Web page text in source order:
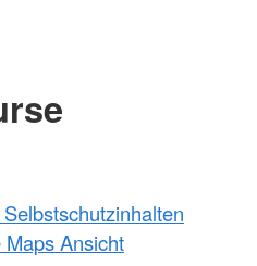
Ansicht